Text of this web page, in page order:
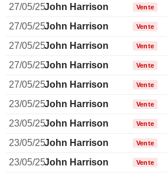
27/05/25John Harrison Vente
27/05/25John Harrison Vente
27/05/25John Harrison Vente
27/05/25John Harrison Vente
27/05/25John Harrison Vente
23/05/25John Harrison Vente
23/05/25John Harrison Vente
23/05/25John Harrison Vente
23/05/25John Harrison Vente